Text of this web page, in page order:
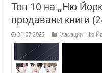
Топ 10 на „Ню
продавани книги
31.07.2023 Класации "Ню